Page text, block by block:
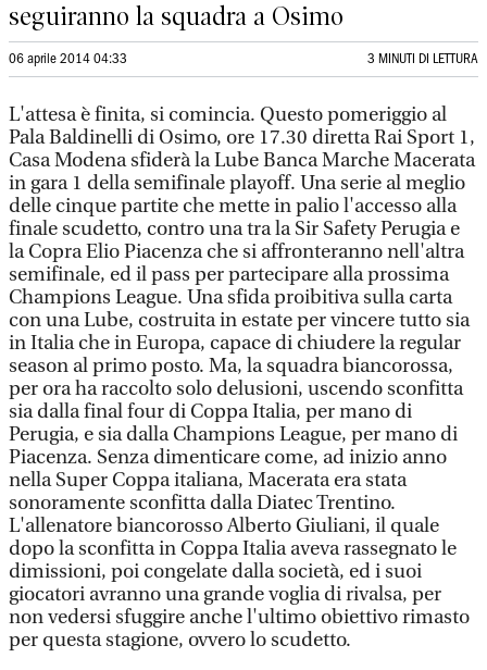
seguiranno la squadra a Osimo
06 aprile 2014 04:33 3 MINUTI DI LETTURA
L'attesa è finita, si comincia. Questo pomeriggio al
Pala Baldinelli di Osimo, ore 17.30 diretta Rai Sport 1,
Casa Modena sfiderà la Lube Banca Marche Macerata
in gara 1 della semifinale playoff. Una serie al meglio
delle cinque partite che mette in palio l'accesso alla
finale scudetto, contro una tra la Sir Safety Perugia e
la Copra Elio Piacenza che si affronteranno nell'altra
semifinale, ed il pass per partecipare alla prossima
Champions League. Una sfida proibitiva sulla carta
con una Lube, costruita in estate per vincere tutto sia
in Italia che in Europa, capace di chiudere la regular
season al primo posto. Ma, la squadra biancorossa,
per ora ha raccolto solo delusioni, uscendo sconfitta
sia dalla final four di Coppa Italia, per mano di
Perugia, e sia dalla Champions League, per mano di
Piacenza. Senza dimenticare come, ad inizio anno
nella Super Coppa italiana, Macerata era stata
sonoramente sconfitta dalla Diatec Trentino.
L'allenatore biancorosso Alberto Giuliani, il quale
dopo la sconfitta in Coppa Italia aveva rassegnato le
dimissioni, poi congelate dalla società, ed i suoi
giocatori avranno una grande voglia di rivalsa, per
non vedersi sfuggire anche l'ultimo obiettivo rimasto
per questa stagione, ovvero lo scudetto.